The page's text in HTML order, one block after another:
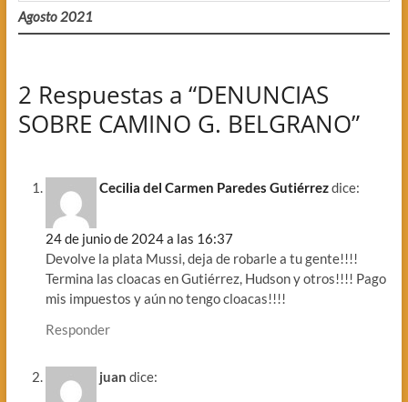
Agosto 2021
2 Respuestas a “DENUNCIAS
SOBRE CAMINO G. BELGRANO”
Cecilia del Carmen Paredes Gutiérrezdice:
24 de junio de 2024 a las 16:37
Devolve la plata Mussi, deja de robarle a tu gente!!!!
Termina las cloacas en Gutiérrez, Hudson y otros!!!! Pago
mis impuestos y aún no tengo cloacas!!!!
Responder
juan dice: